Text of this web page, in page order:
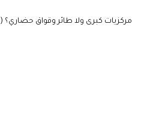
مركزيات كبرى ولا طائر وقواق حضاري؟ (3-10)